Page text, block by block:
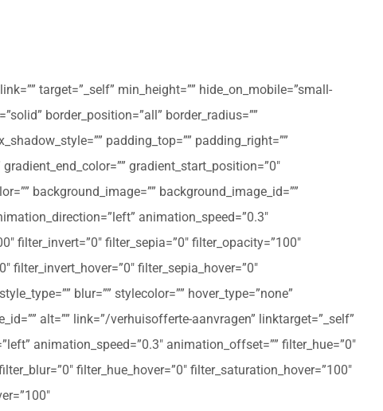
target=”_self” min_height=”” hide_on_mobile=”small-
border_position=”all” border_radius=””
padding_top=”” padding_right=””
gradient_start_position=”0″
background_image=”” background_image_id=””
animation_speed=”0.3″
filter_invert=”0″ filter_sepia=”0″ filter_opacity=”100″
filter_invert_hover=”0″ filter_sepia_hover=”0″
blur=”” stylecolor=”” hover_type=”none”
alt=”” link=”/verhuisofferte-aanvragen” linktarget=”_self”
animation_speed=”0.3″ animation_offset=”” filter_hue=”0″
filter_hue_hover=”0″ filter_saturation_hover=”100″